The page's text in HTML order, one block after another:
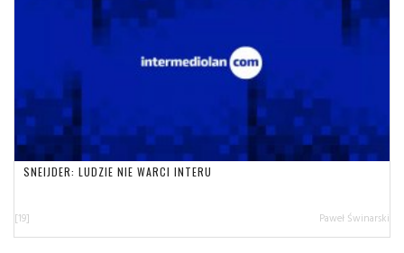
SNEIJDER: LUDZIE NIE WARCI INTERU
[19] Paweł Świnarski